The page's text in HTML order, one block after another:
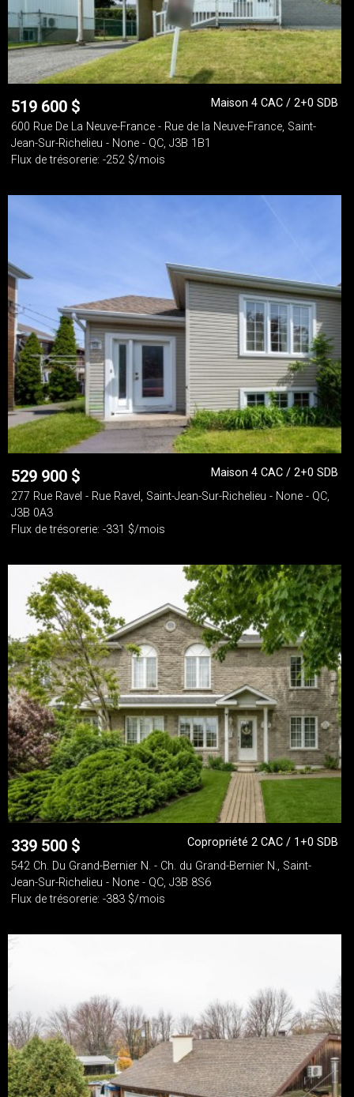
519 600 $
Maison 4 CAC / 2+0 SDB
600 Rue De La Neuve-France - Rue de la Neuve-France, Saint-
Jean-Sur-Richelieu - None - QC, J3B 1B1
Flux de trésorerie: -252 $/mois
529 900 $
Maison 4 CAC / 2+0 SDB
277 Rue Ravel - Rue Ravel, Saint-Jean-Sur-Richelieu - None - QC,
J3B 0A3
Flux de trésorerie: -331 $/mois
339 500 $
Copropriété 2 CAC / 1+0 SDB
542 Ch. Du Grand-Bernier N. - Ch. du Grand-Bernier N., Saint-
Jean-Sur-Richelieu - None - QC, J3B 8S6
Flux de trésorerie: -383 $/mois